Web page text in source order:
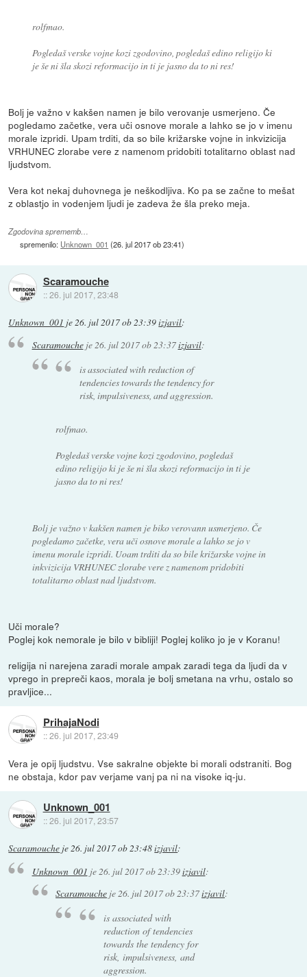
rolfmao.
Pogledaš verske vojne kozi zgodovino, pogledaš edino religijo ki
je še ni šla skozi reformacijo in ti je jasno da to ni res!
Bolj je važno v kakšen namen je bilo verovanje usmerjeno. Če
pogledamo začetke, vera uči osnove morale a lahko se jo v imenu
morale izpridi. Upam trditi, da so bile križarske vojne in inkvizicija
VRHUNEC zlorabe vere z namenom pridobiti totalitarno oblast nad
ljudstvom.
Vera kot nekaj duhovnega je neškodljiva. Ko pa se začne to mešat
z oblastjo in vodenjem ljudi je zadeva že šla preko meja.
Zgodovina sprememb…
spremenilo: Unknown_001 (26. jul 2017 ob 23:41)
Scaramouche
::26. jul 2017, 23:48
Unknown_001 je26. jul 2017 ob 23:39izjavil:
Scaramoucheje26. jul 2017 ob 23:37izjavil:
is associated with reduction of
tendencies towards the tendency for
risk, impulsiveness, and aggression.
rolfmao.
Pogledaš verske vojne kozi zgodovino, pogledaš
edino religijo ki je še ni šla skozi reformacijo in ti je
jasno da to ni res!
Bolj je važno v kakšen namen je biko verovann usmerjeno. Če
pogledamo začetke, vera uči osnove morale a lahko se jo v
imenu morale izpridi. Uoam trditi da so bile križarske vojne in
inkvizicija VRHUNEC zlorabe vere z namenom pridobiti
totalitarno oblast nad ljudstvom.
Uči morale?
Poglej kok nemorale je bilo v bibliji! Poglej koliko jo je v Koranu!
religija ni narejena zaradi morale ampak zaradi tega da ljudi da v
vprego in prepreči kaos, morala je bolj smetana na vrhu, ostalo so
pravljice...
PrihajaNodi
::26. jul 2017, 23:49
Vera je opij ljudstvu. Vse sakralne objekte bi morali odstraniti. Bog
ne obstaja, kdor pav verjame vanj pa ni na visoke iq-ju.
Unknown_001
::26. jul 2017, 23:57
Scaramouche je26. jul 2017 ob 23:48izjavil:
Unknown_001 je 26. jul 2017 ob 23:39izjavil:
Scaramouche je26. jul 2017 ob 23:37izjavil:
is associated with
reduction of tendencies
towards the tendency for
risk, impulsiveness, and
aggression.